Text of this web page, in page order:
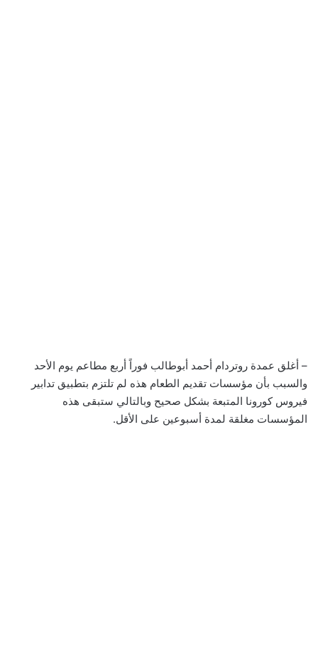
– أغلق عمدة روتردام أحمد أبوطالب فوراً أربع مطاعم يوم الأحد
والسبب بأن مؤسسات تقديم الطعام هذه لم تلتزم بتطبيق تدابير
فيروس كورونا المتبعة بشكل صحيح وبالتالي ستبقى هذه
المؤسسات مغلقة لمدة أسبوعين على الأقل.